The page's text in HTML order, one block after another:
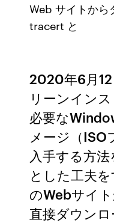
Web サイトから
tracert と
2020年6月
リーンイン
必要な
メージ（ISO
入手する方
とした工夫
のWebサイ
直接ダウン